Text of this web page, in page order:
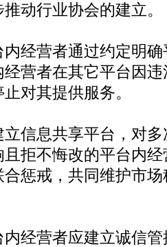
动行业协会的建立。
经营者通过约定明
营者在其它平台因
对其提供服务。
信息共享平台，对
拒不悔改的平台内
惩戒，共同维护市
经营者应建立诚信